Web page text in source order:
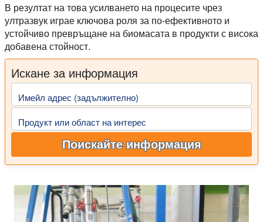
В резултат на това усилването на процесите чрез
ултразвук играе ключова роля за по-ефективното и
устойчиво превръщане на биомасата в продукти с висока
добавена стойност.
Искане за информация
Имейл адрес (задължително)
Продукт или област на интерес
Поискайте информация